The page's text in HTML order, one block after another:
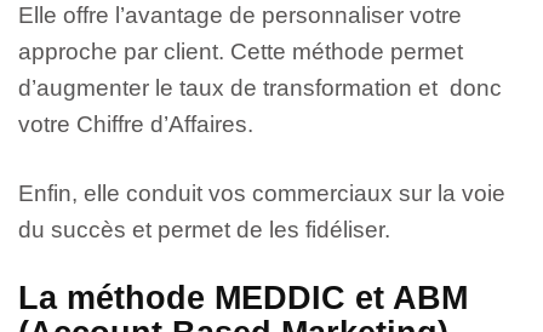
Elle offre l’avantage de personnaliser votre
approche par client. Cette méthode permet
d’augmenter le taux de transformation et donc
votre Chiffre d’Affaires.
Enfin, elle conduit vos commerciaux sur la voie
du succès et permet de les fidéliser.
La méthode MEDDIC et ABM